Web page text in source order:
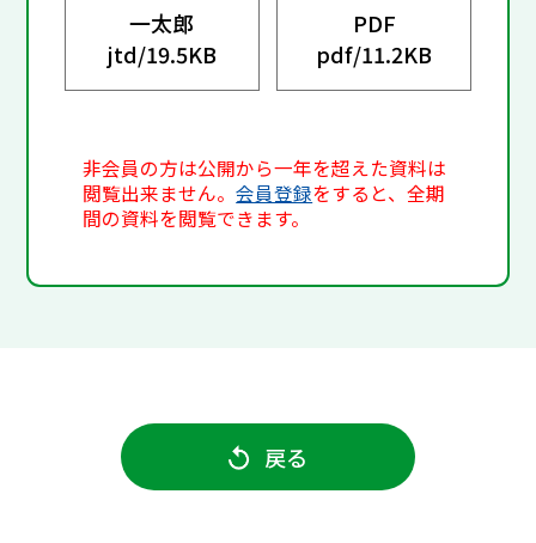
一太郎
jtd/19.5KB
PDF
pdf/11.2KB
非会員の方は公開から一年を超えた資料は
閲覧出来ません。会員登録をすると、全期
間の資料を閲覧できます。
戻る